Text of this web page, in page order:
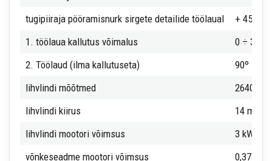
tugipiiraja pööramisnurk sirgete detailide töölaual
+ 45º ÷
1. töölaua kallutus võimalus
0 ÷ 35º
2. Töölaud (ilma kallutuseta)
90º
lihvlindi mõõtmed
2640 x
lihvlindi kiirus
14 m/sek
lihvlindi mootori võimsus
3 kW
võnkeseadme mootori võimsus
0,37 kW